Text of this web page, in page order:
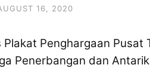
16, 2020
Plakat Penghargaan
Penerbangan dan